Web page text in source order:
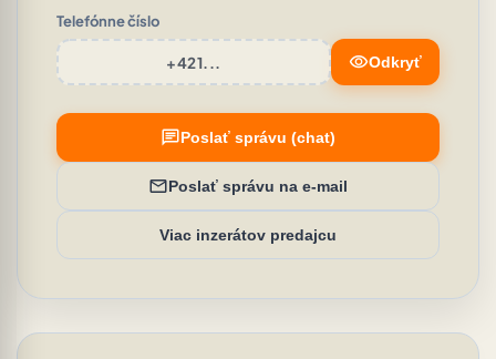
Telefónne číslo
+421... visibilityOdkryť
chatPoslať správu (chat)
mailPoslať správu na e-mail
Viac inzerátov predajcu